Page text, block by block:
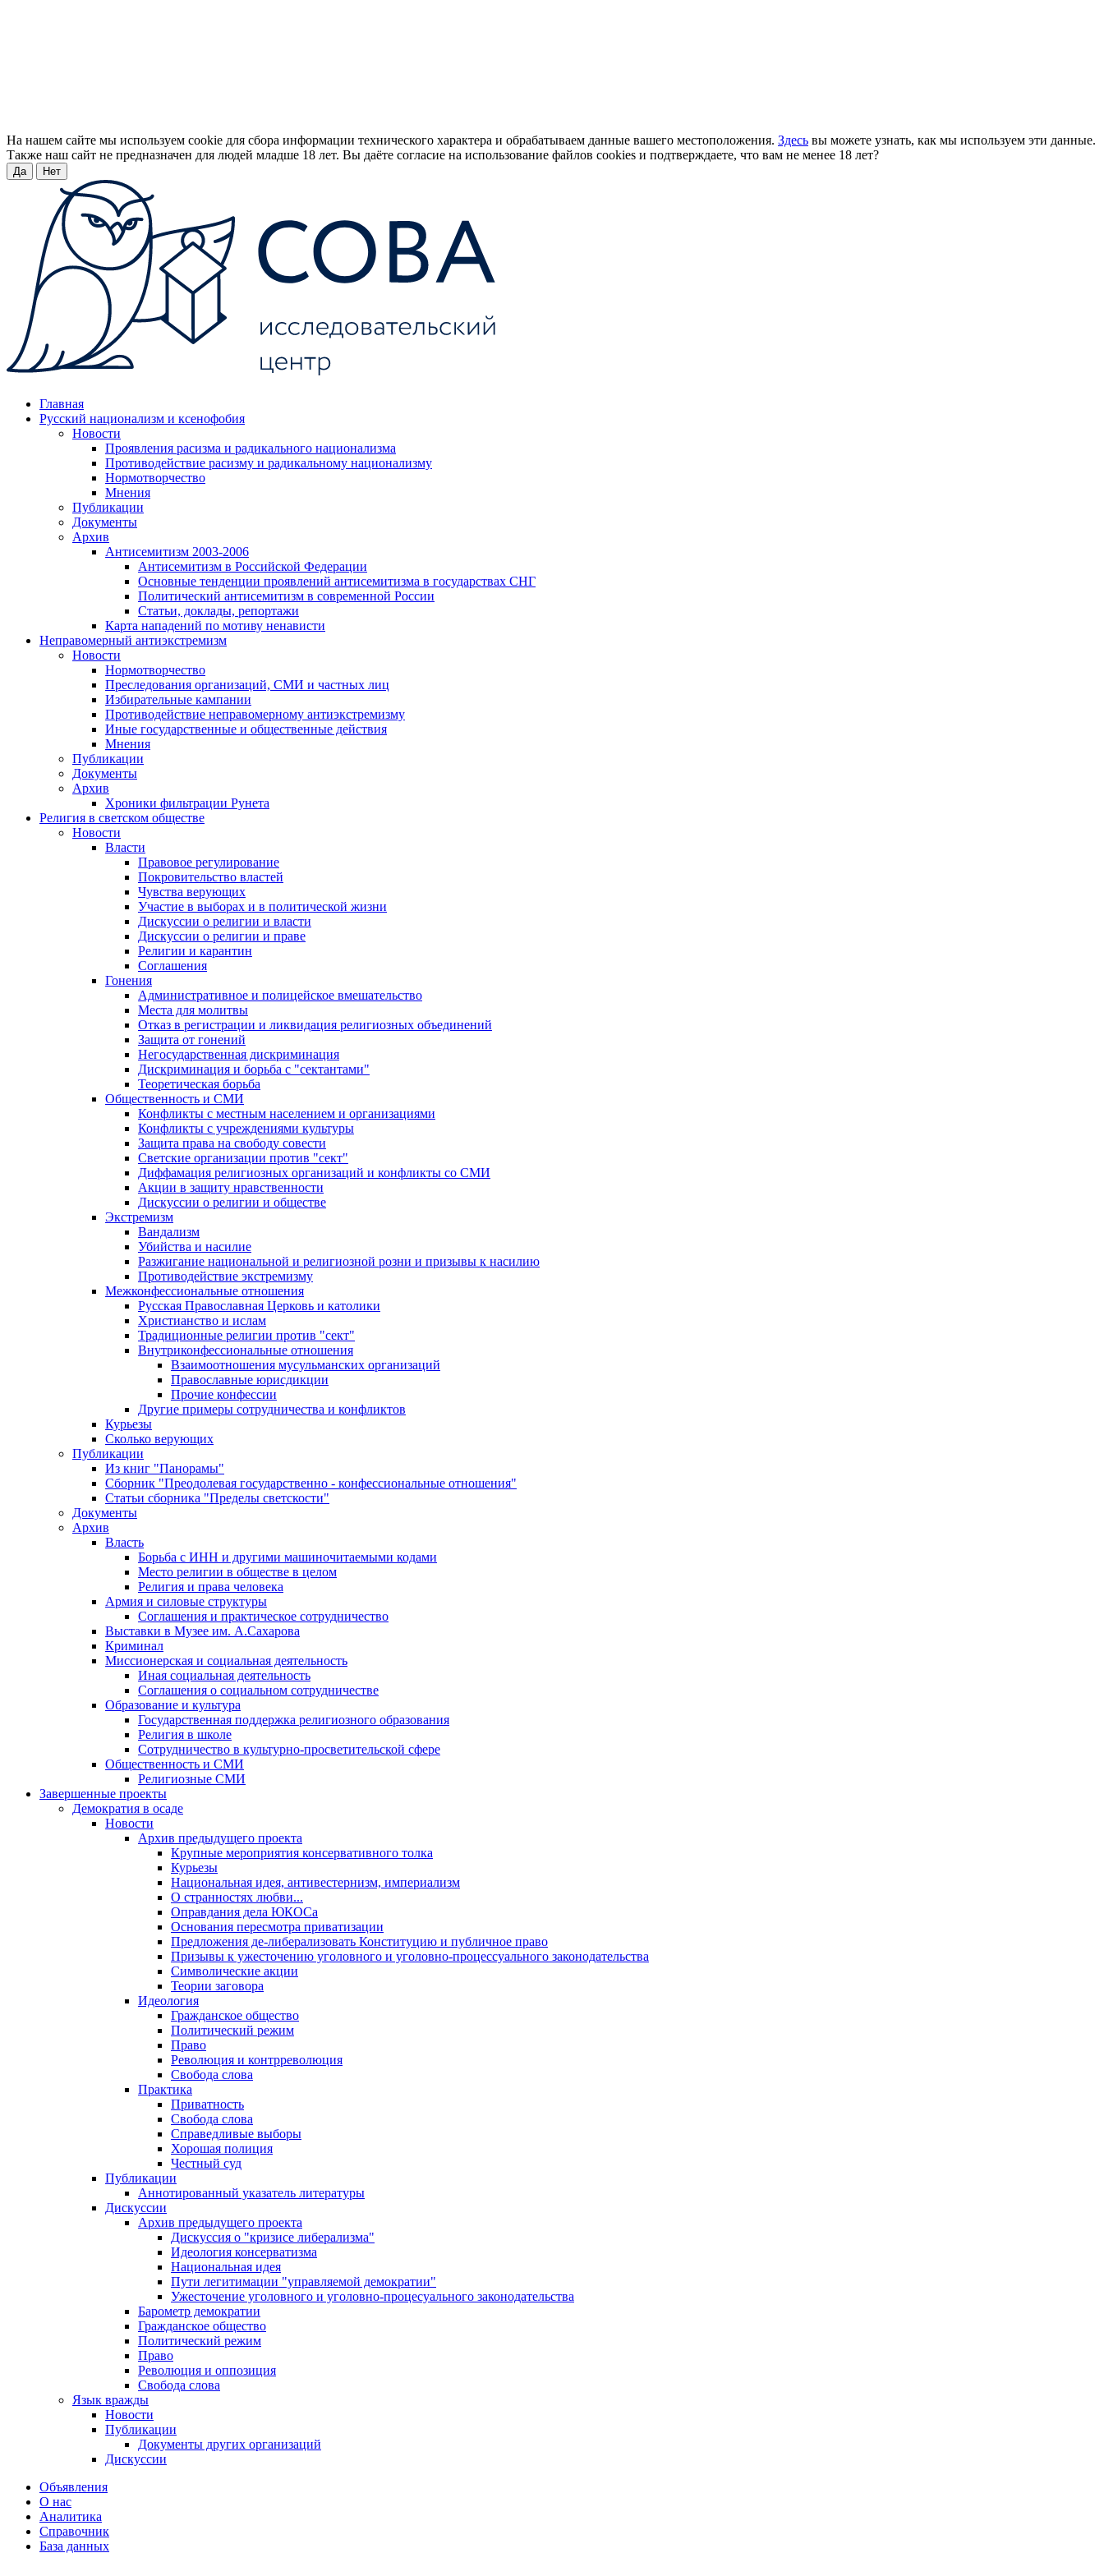
На нашем сайте мы используем cookie для сбора информации технического характера и обрабатываем данные вашего местоположения. Здесь вы можете узнать, как мы используем эти данные.
Также наш сайт не предназначен для людей младше 18 лет. Вы даёте согласие на использование файлов cookies и подтверждаете, что вам не менее 18 лет?
Да Нет
Главная
Русский национализм и ксенофобия
Новости
Проявления расизма и радикального национализма
Противодействие расизму и радикальному национализму
Нормотворчество
Мнения
Публикации
Документы
Архив
Антисемитизм 2003-2006
Антисемитизм в Российской Федерации
Основные тенденции проявлений антисемитизма в государствах СНГ
Политический антисемитизм в современной России
Статьи, доклады, репортажи
Карта нападений по мотиву ненависти
Неправомерный антиэкстремизм
Новости
Нормотворчество
Преследования организаций, СМИ и частных лиц
Избирательные кампании
Противодействие неправомерному антиэкстремизму
Иные государственные и общественные действия
Мнения
Публикации
Документы
Архив
Хроники фильтрации Рунета
Религия в светском обществе
Новости
Власти
Правовое регулирование
Покровительство властей
Чувства верующих
Участие в выборах и в политической жизни
Дискуссии о религии и власти
Дискуссии о религии и праве
Религии и карантин
Соглашения
Гонения
Административное и полицейское вмешательство
Места для молитвы
Отказ в регистрации и ликвидация религиозных объединений
Защита от гонений
Негосударственная дискриминация
Дискриминация и борьба с "сектантами"
Теоретическая борьба
Общественность и СМИ
Конфликты с местным населением и организациями
Конфликты с учреждениями культуры
Защита права на свободу совести
Светские организации против "сект"
Диффамация религиозных организаций и конфликты со СМИ
Акции в защиту нравственности
Дискуссии о религии и обществе
Экстремизм
Вандализм
Убийства и насилие
Разжигание национальной и религиозной розни и призывы к насилию
Противодействие экстремизму
Межконфессиональные отношения
Русская Православная Церковь и католики
Христианство и ислам
Традиционные религии против "сект"
Внутриконфессиональные отношения
Взаимоотношения мусульманских организаций
Православные юрисдикции
Прочие конфессии
Другие примеры сотрудничества и конфликтов
Курьезы
Сколько верующих
Публикации
Из книг "Панорамы"
Сборник "Преодолевая государственно - конфессиональные отношения"
Статьи сборника "Пределы светскости"
Документы
Архив
Власть
Борьба с ИНН и другими машиночитаемыми кодами
Место религии в обществе в целом
Религия и права человека
Армия и силовые структуры
Соглашения и практическое сотрудничество
Выставки в Музее им. А.Сахарова
Криминал
Миссионерская и социальная деятельность
Иная социальная деятельность
Соглашения о социальном сотрудничестве
Образование и культура
Государственная поддержка религиозного образования
Религия в школе
Сотрудничество в культурно-просветительской сфере
Общественность и СМИ
Религиозные СМИ
Завершенные проекты
Демократия в осаде
Новости
Архив предыдущего проекта
Крупные мероприятия консервативного толка
Курьезы
Национальная идея, антивестернизм, империализм
О странностях любви...
Оправдания дела ЮКОСа
Основания пересмотра приватизации
Предложения де-либерализовать Конституцию и публичное право
Призывы к ужесточению уголовного и уголовно-процессуального законодательства
Символические акции
Теории заговора
Идеология
Гражданское общество
Политический режим
Право
Революция и контрреволюция
Свобода слова
Практика
Приватность
Свобода слова
Справедливые выборы
Хорошая полиция
Честный суд
Публикации
Аннотированный указатель литературы
Дискуссии
Архив предыдущего проекта
Дискуссия о "кризисе либерализма"
Идеология консерватизма
Национальная идея
Пути легитимации "управляемой демократии"
Ужесточение уголовного и уголовно-процесуального законодательства
Барометр демократии
Гражданское общество
Политический режим
Право
Революция и оппозиция
Свобода слова
Язык вражды
Новости
Публикации
Документы других организаций
Дискуссии
Объявления
О нас
Аналитика
Справочник
База данных